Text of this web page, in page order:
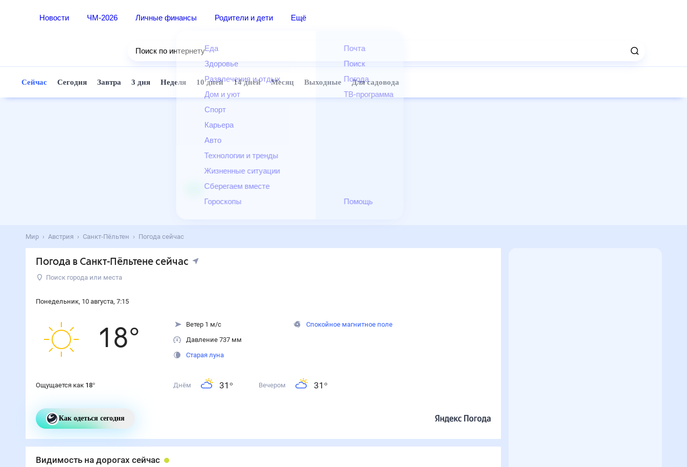
Новости ЧМ-2026 Личные финансы Родители и дети Ещё
Еда
Здоровье
Развлечения и отдых
Дом и уют
Спорт
Карьера
Авто
Технологии и тренды
Жизненные ситуации
Сберегаем вместе
Гороскопы
Почта
Поиск
Погода
ТВ-программа
Помощь
Поиск по интернету
Сейчас Сегодня Завтра 3 дня Неделя 10 дней 14 дней Месяц Выходные Для садовода
Мир Австрия Санкт-Пёльтен Погода сейчас
Погода в Санкт-Пёльтенесейчас
Поиск города или места
Понедельник, 10 августа, 7:15
18°
Ощущается как 18°
Ветер 1 м/с
Давление 737 мм
Старая луна
Спокойное магнитное поле
Днём 31 ° Вечером 31 °
Как одеться сегодня
Видимость на дорогах сейчас